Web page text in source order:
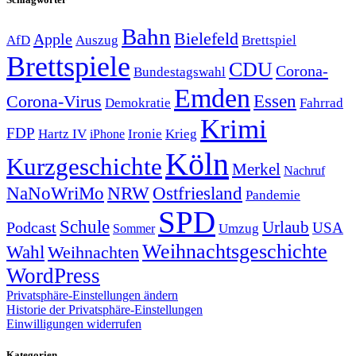
AfD Apple Auszug Bahn Bielefeld Brettspiel
Brettspiele Bundestagswahl CDUCorona-
Corona-Virus Demokratie Emden Essen Fahrrad
FDP Hartz IV iPhone Ironie Krieg Krimi
KurzgeschichteKöln Merkel Nachruf
NaNoWriMo NRWOstfriesland Pandemie
Podcast Schule Sommer SPD Umzug Urlaub USA
Wahl Weihnachten Weihnachtsgeschichte
WordPress
Privatsphäre-Einstellungen ändern
Historie der Privatsphäre-Einstellungen
Einwilligungen widerrufen